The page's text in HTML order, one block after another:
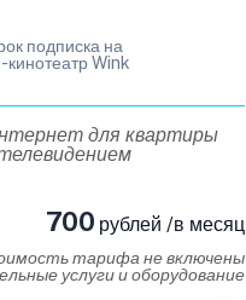
подписка на
кинотеатр Wink
для квартиры
700 рублей /в месяц
тарифа не включены
услуги и оборудование